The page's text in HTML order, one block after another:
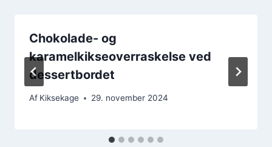
Chokolade- og
karamelkikseoverraskelse ved
dessertbordet
Af Kiksekage 29. november 2024